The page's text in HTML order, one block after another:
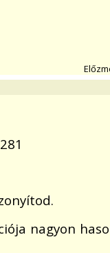
nagyon